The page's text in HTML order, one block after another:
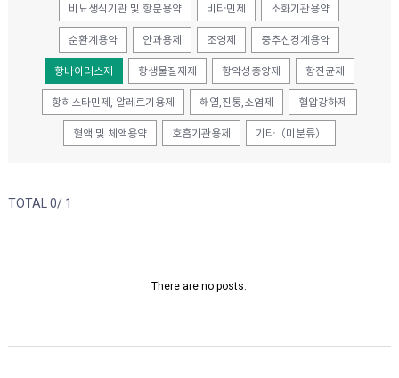
비뇨생식기관 및 항문용약 비타민제 소화기관용약
순환계용약 안과용제 조영제 중추신경계용약
항바이러스제 항생물질제제 항악성종양제 항진균제
항히스타민제, 알레르기용제 해열,진통,소염제 혈압강하제
혈액 및 체액용약 호흡기관용제 기타（미분류）
TOTAL 0/1
There are no posts.